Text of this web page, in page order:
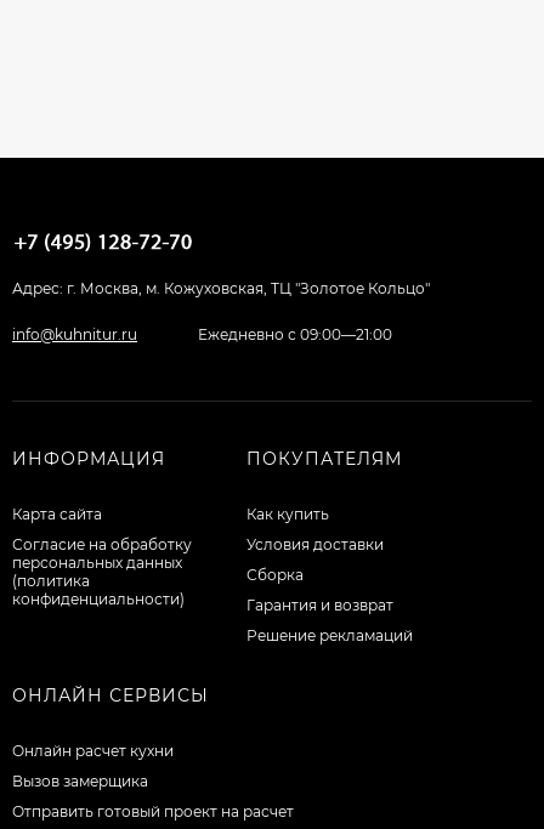
Адрес: г. Москва, м. Кожуховская, ТЦ "Золотое Кольцо"
info@kuhnitur.ru Ежедневно с 09:00—21:00
ИНФОРМАЦИЯ
Карта сайта
Согласие на обработку
персональных данных
(политика
конфиденциальности)
ПОКУПАТЕЛЯМ
Как купить
Условия доставки
Сборка
Гарантия и возврат
Решение рекламаций
ОНЛАЙН СЕРВИСЫ
Онлайн расчет кухни
Вызов замерщика
Отправить готовый проект на расчет